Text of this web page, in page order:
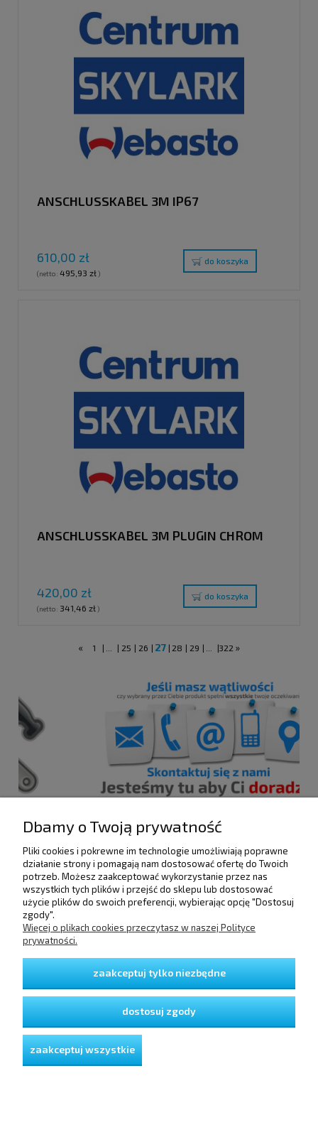
ANSCHLUSSKABEL 3M IP67
610,00 zł
(netto: 495,93 zł)
do koszyka
ANSCHLUSSKABEL 3M PLUGIN CHROM
420,00 zł
(netto: 341,46 zł)
do koszyka
« 1 | | 25 | 26 | 27 | 28 | 29 | |322 »
POMOC
DOSTAWA I PŁATNOŚCI
GWARANCJA I ZWROTY
O FIRMIE
Dbamy o Twoją prywatność
Pliki cookies i pokrewne im technologie umożliwiają poprawne
działanie strony i pomagają nam dostosować ofertę do Twoich
potrzeb. Możesz zaakceptować wykorzystanie przez nas
wszystkich tych plików i przejść do sklepu lub dostosować
użycie plików do swoich preferencji, wybierając opcję "Dostosuj
zgody".
Więcej o plikach cookies przeczytasz w naszej Polityce
prywatności.
zaakceptuj tylko niezbędne
dostosuj zgody
zaakceptuj wszystkie